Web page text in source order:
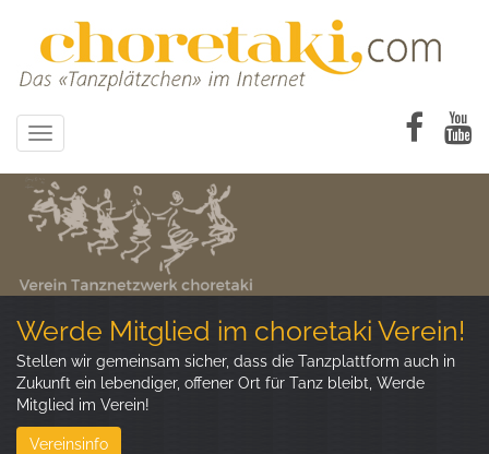
Toggle
navigation
Werde Mitglied im choretaki Verein!
Stellen wir gemeinsam sicher, dass die Tanzplattform auch in
Zukunft ein lebendiger, offener Ort für Tanz bleibt, Werde
Mitglied im Verein!
Vereinsinfo